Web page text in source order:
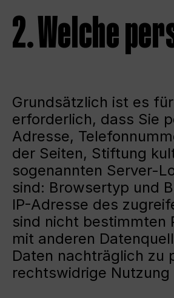
2. Welche
Grundsätzlich ist es
erforderlich, dass Sie
Adresse,
der Seiten, Stiftung
sogenannten Server-
sind: Browsertyp und
IP-Adresse des
sind nicht bestimmten
mit anderen
Daten nachträglich zu
rechtswidrige